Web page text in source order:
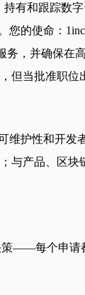
有和跟踪
的使命：
，并确保在
当批准职位
护性和开
产品、区
——每个申